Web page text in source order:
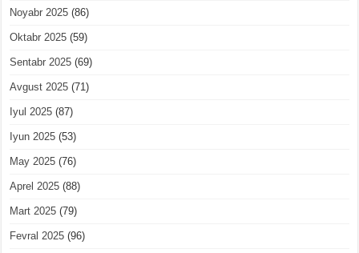
Noyabr 2025 (86)
Oktabr 2025 (59)
Sentabr 2025 (69)
Avgust 2025 (71)
Iyul 2025 (87)
Iyun 2025 (53)
May 2025 (76)
Aprel 2025 (88)
Mart 2025 (79)
Fevral 2025 (96)